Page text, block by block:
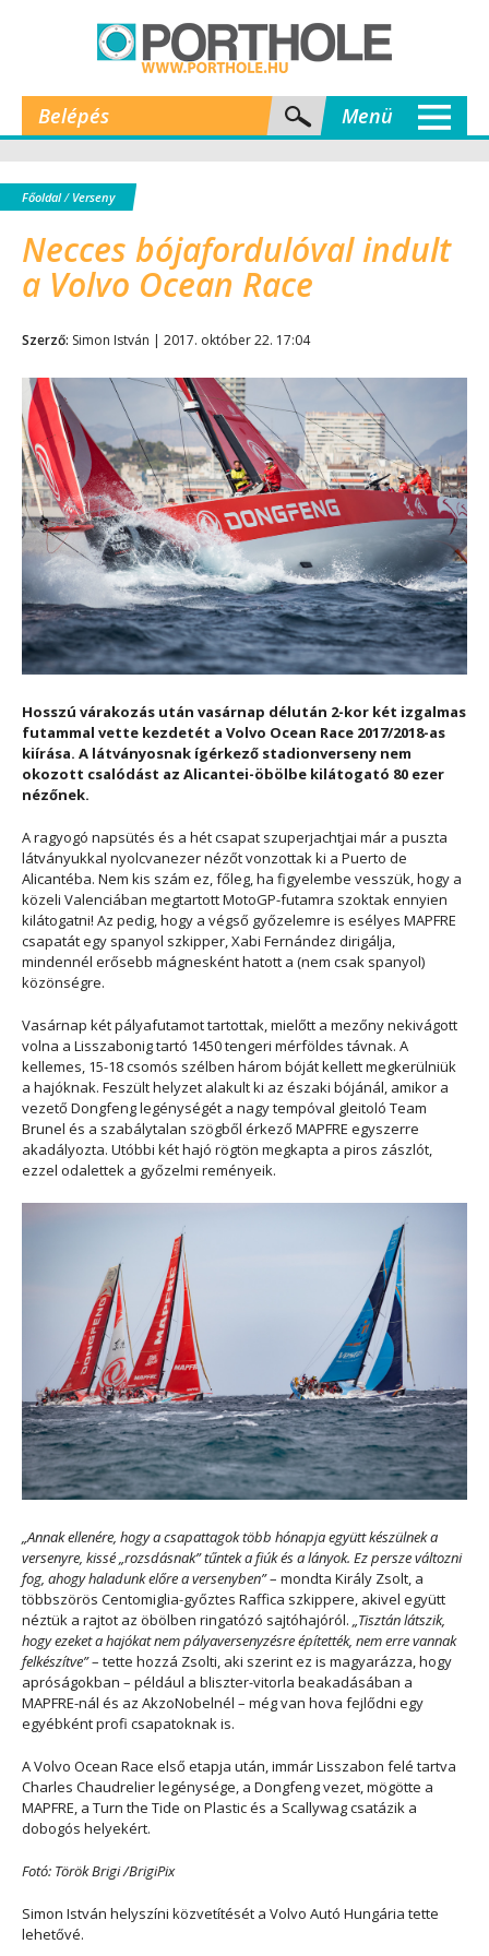
Belépés Menü
Főoldal/ Verseny
Necces bójafordulóval indult
a Volvo Ocean Race
Szerző: Simon István | 2017. október 22. 17:04
Hosszú várakozás után vasárnap délután 2-kor két izgalmas
futammal vette kezdetét a Volvo Ocean Race 2017/2018-as
kiírása. A látványosnak ígérkező stadionverseny nem
okozott csalódást az Alicantei-öbölbe kilátogató 80 ezer
nézőnek.
A ragyogó napsütés és a hét csapat szuperjachtjai már a puszta
látványukkal nyolcvanezer nézőt vonzottak ki a Puerto de
Alicantéba. Nem kis szám ez, főleg, ha figyelembe vesszük, hogy a
közeli Valenciában megtartott MotoGP-futamra szoktak ennyien
kilátogatni! Az pedig, hogy a végső győzelemre is esélyes MAPFRE
csapatát egy spanyol szkipper, Xabi Fernández dirigálja,
mindennél erősebb mágnesként hatott a (nem csak spanyol)
közönségre.
Vasárnap két pályafutamot tartottak, mielőtt a mezőny nekivágott
volna a Lisszabonig tartó 1450 tengeri mérföldes távnak. A
kellemes, 15-18 csomós szélben három bóját kellett megkerülniük
a hajóknak. Feszült helyzet alakult ki az északi bójánál, amikor a
vezető Dongfeng legénységét a nagy tempóval gleitoló Team
Brunel és a szabálytalan szögből érkező MAPFRE egyszerre
akadályozta. Utóbbi két hajó rögtön megkapta a piros zászlót,
ezzel odalettek a győzelmi reményeik.
„Annak ellenére, hogy a csapattagok több hónapja együtt készülnek a
versenyre, kissé „rozsdásnak” tűntek a fiúk és a lányok. Ez persze változni
fog, ahogy haladunk előre a versenyben”– mondta Király Zsolt, a
többszörös Centomiglia-győztes Raffica szkippere, akivel együtt
néztük a rajtot az öbölben ringatózó sajtóhajóról. „Tisztán látszik,
hogy ezeket a hajókat nem pályaversenyzésre építették, nem erre vannak
felkészítve”– tette hozzá Zsolti, aki szerint ez is magyarázza, hogy
apróságokban – például a bliszter-vitorla beakadásában a
MAPFRE-nál és az AkzoNobelnél – még van hova fejlődni egy
egyébként profi csapatoknak is.
A Volvo Ocean Race első etapja után, immár Lisszabon felé tartva
Charles Chaudrelier legénysége, a Dongfeng vezet, mögötte a
MAPFRE, a Turn the Tide on Plastic és a Scallywag csatázik a
dobogós helyekért.
Fotó: Török Brigi /BrigiPix
Simon István helyszíni közvetítését a Volvo Autó Hungária tette
lehetővé.